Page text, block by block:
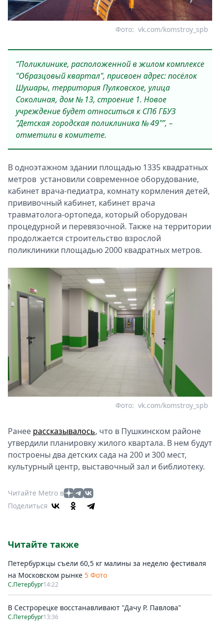
vk.com/komstroy_spb
Фото:
“Поликлинике, расположенной в жилом комплексе
"Образцовый квартал", присвоен адрес: посёлок
Шушары, территория Пулковское, улица
Соколиная, дом № 13, строение 1. Новое
учреждение будет относиться к СПб ГБУЗ
"Детская городская поликлиника № 49"”, –
отметили в комитете.
В одноэтажном здании площадью 1335 квадратных
метров установили современное оборудование,
кабинет врача-педиатра, комнату кормления детей,
прививочный кабинет, кабинет врача
травматолога-ортопеда, который оборудован
процедурной и перевязочной. Также на территории
продолжается строительство взрослой
поликлиники площадью 2000 квадратных метров.
vk.com/komstroy_spb
Фото:
Ранее рассказывалось, что в Пушкинском районе
утвердили планировку жилого квартала. В нем будут
построены два детских сада на 200 и 300 мест,
культурный центр, выставочный зал и библиотеку.
Читайте Metro в
Поделиться
Читайте также
Петербуржцы съели 60,5 кг малины за неделю фестиваля
на Московском рынке 5 Фото
С.Петербург14:22
В Сестрорецке восстанавливают "Дачу Р. Павлова"
С.Петербург13:36